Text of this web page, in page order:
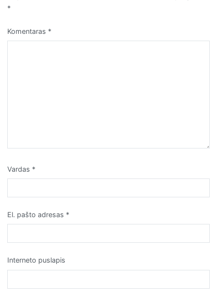
*
Komentaras *
Vardas *
El. pašto adresas *
Interneto puslapis